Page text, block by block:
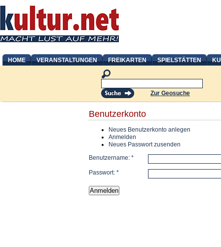
HOME VERANSTALTUNGEN FREIKARTEN SPIELSTÄTTEN
Zur Geosuche
Benutzerkonto
Neues Benutzerkonto anlegen
Anmelden
Neues Passwort zusenden
Benutzername: *
Passwort: *